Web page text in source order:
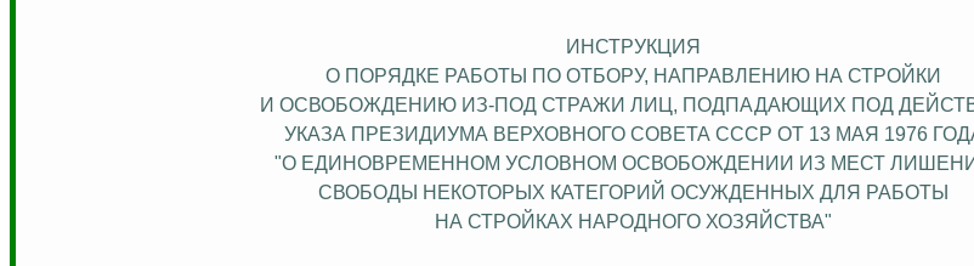
ИНСТРУКЦИЯ
О ПОРЯДКЕ РАБОТЫ ПО ОТБОРУ, НАПРАВЛЕНИЮ НА СТРОЙКИ
И ОСВОБОЖДЕНИЮ ИЗ-ПОД СТРАЖИ ЛИЦ, ПОДПАДАЮЩИХ ПОД
УКАЗА ПРЕЗИДИУМА ВЕРХОВНОГО СОВЕТА СССР ОТ 13 МАЯ 1976
"О ЕДИНОВРЕМЕННОМ УСЛОВНОМ ОСВОБОЖДЕНИИ ИЗ МЕСТ
СВОБОДЫ НЕКОТОРЫХ КАТЕГОРИЙ ОСУЖДЕННЫХ ДЛЯ РАБОТЫ
НА СТРОЙКАХ НАРОДНОГО ХОЗЯЙСТВА"